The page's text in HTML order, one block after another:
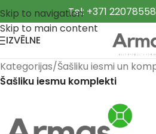
Skip to navigation
Skip to main content
Tel: +371 22078558
IZVĒLNE
Kategorijas Šašliku iesmi un
Šašliku iesmu komplekti